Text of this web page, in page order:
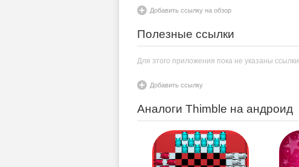
Добавить ссылку на обзор
Полезные ссылки
Для этого приложения пока не указаны ссылки
Добавить ссылку
Аналоги Thimble на андроид